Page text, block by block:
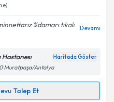
ilişkin
Aydınlatma
kişisel verilerimin belirtilen
kabul ediyorum.
%damarı tıkalı
Devamı
Haritada Göster
Muratpaşa/Antalya
Talep Et